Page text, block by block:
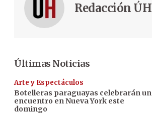
Redacción ÚH
Últimas Noticias
Arte y Espectáculos
Botelleras paraguayas celebrarán un
encuentro en Nueva York este
domingo